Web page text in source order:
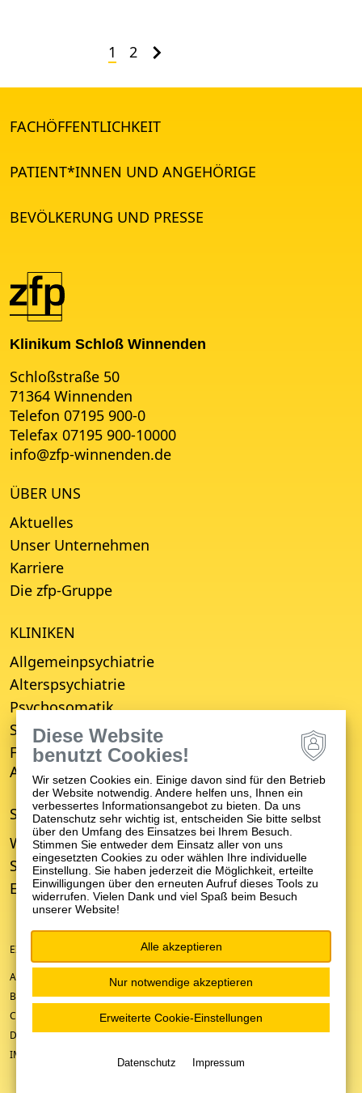
1 2
FACHÖFFENTLICHKEIT
PATIENT*INNEN UND ANGEHÖRIGE
BEVÖLKERUNG UND PRESSE
Klinikum Schloß Winnenden
ÜBER UNS
Aktuelles
Unser Unternehmen
Karriere
Die zfp-Gruppe
KLINIKEN
Allgemeinpsychiatrie
Alterspsychiatrie
Psychosomatik
Suchttherapie
Fachbereich für Empfang, Erstberatung,
Aufnahme und Entwicklungsverzögerung (FBE)
STANDORTE
Winnenden
Schwäbisch Gmünd
Ellwangen
Schloßstraße 50
71364 Winnenden
Telefon 07195 900-0
Telefax 07195 900-10000
info@zfp-winnenden.de
EIN UNTERNEHMEN DER ZFP-GRUPPE BADEN-WÜRTTEMBERG
ANFAHRT/KONTAKT
BARRIEREFREIHEIT
COOKIE-EINSTELLUNGEN
DATENSCHUTZ
IMPRESSUM
Diese Website
benutzt Cookies!
Wir setzen Cookies ein. Einige davon sind für den Betrieb
der Website notwendig. Andere helfen uns, Ihnen ein
verbessertes Informationsangebot zu bieten. Da uns
Datenschutz sehr wichtig ist, entscheiden Sie bitte selbst
über den Umfang des Einsatzes bei Ihrem Besuch.
Stimmen Sie entweder dem Einsatz aller von uns
eingesetzten Cookies zu oder wählen Ihre individuelle
Einstellung. Sie haben jederzeit die Möglichkeit, erteilte
Einwilligungen über den erneuten Aufruf dieses Tools zu
widerrufen. Vielen Dank und viel Spaß beim Besuch
unserer Website!
Alle akzeptieren
Nur notwendige akzeptieren
Erweiterte Cookie-Einstellungen
Datenschutz Impressum